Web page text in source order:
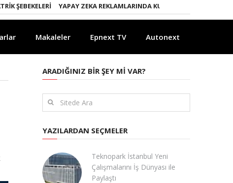
YAPAY ZEKA REKLAMLARINDA KURALLAR DEĞIŞIYOR
Makaleler Epnext TV Autonext
ARADIĞINIZ BIR ŞEY MI VAR?
YAZILARDAN SEÇMELER
Teknopark İstanbul Yeni
Çalışmalarını İş Dünyası ile
Paylaştı